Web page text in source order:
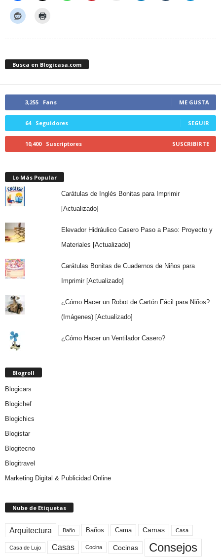
Busca en Blogicasa.com
3,255 Fans ME GUSTA
64 Seguidores SEGUIR
10,400 Suscriptores SUSCRIBIRTE
Lo Más Popular
Carátulas de Inglés Bonitas para Imprimir
[Actualizado]
Elevador Hidráulico Casero Paso a Paso: Proyecto y
Materiales [Actualizado]
Carátulas Bonitas de Cuadernos de Niños para
Imprimir [Actualizado]
¿Cómo Hacer un Robot de Cartón Fácil para Niños?
(Imágenes) [Actualizado]
¿Cómo Hacer un Ventilador Casero?
Blogroll
Blogicars
Blogichef
Blogichics
Blogistar
Blogitecno
Blogitravel
Marketing Digital & Publicidad Online
Nube de Etiquetas
Arquitectura Baño Baños Cama Camas Casa
Casa de Lujo Casas Cocina Cocinas Consejos